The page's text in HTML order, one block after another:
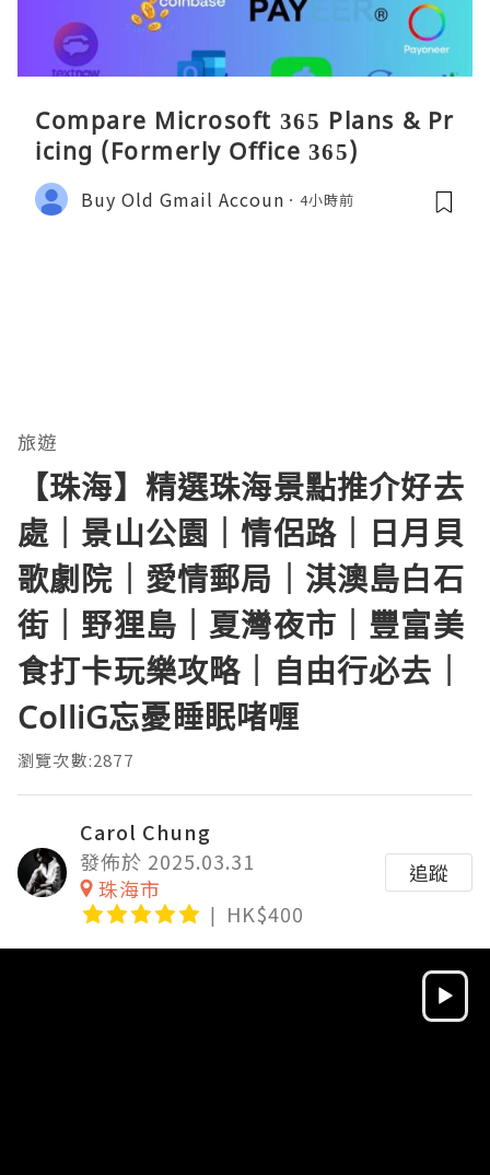
Compare Microsoft 365 Plans & Pr
icing (Formerly Office 365)
Buy Old Gmail Accoun 4小時前
旅遊
【珠海】精選珠海景點推介好去
處｜景山公園｜情侶路｜日月貝
歌劇院｜愛情郵局｜淇澳島白石
街｜野狸島｜夏灣夜市｜豐富美
食打卡玩樂攻略｜自由行必去｜
ColliG忘憂睡眠啫喱
瀏覽次數:2877
Carol Chung
發佈於 2025.03.31
珠海市
HK$400
追蹤